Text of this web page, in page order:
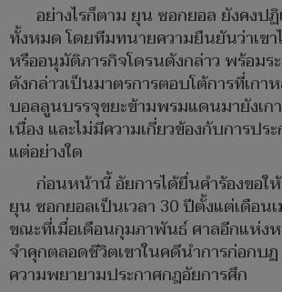
อย่างไรก็ตาม ยุน ซอกยอล ยังคงป
ทั้งหมด โดยทีมทนายความยืนยันว่าเขา
หรืออนุมัติภารกิจโดรนดังกล่าว พร้อมร
ดังกล่าวเป็นมาตรการตอบโต้การที่เกา
บอลลูนบรรจุขยะข้ามพรมแดนมายังเก
เนื่อง และไม่มีความเกี่ยวข้องกับการปร
แต่อย่างใด
ก่อนหน้านี้ อัยการได้ยื่นคำร้องขอใ
ยุน ซอกยอลเป็นเวลา 30 ปีตั้งแต่เดือน
ขณะที่เมื่อเดือนกุมภาพันธ์ ศาลอีกแห่ง
จำคุกตลอดชีวิตเขาในคดีนำการก่อกบ
ความพยายามประกาศกฎอัยการศึก